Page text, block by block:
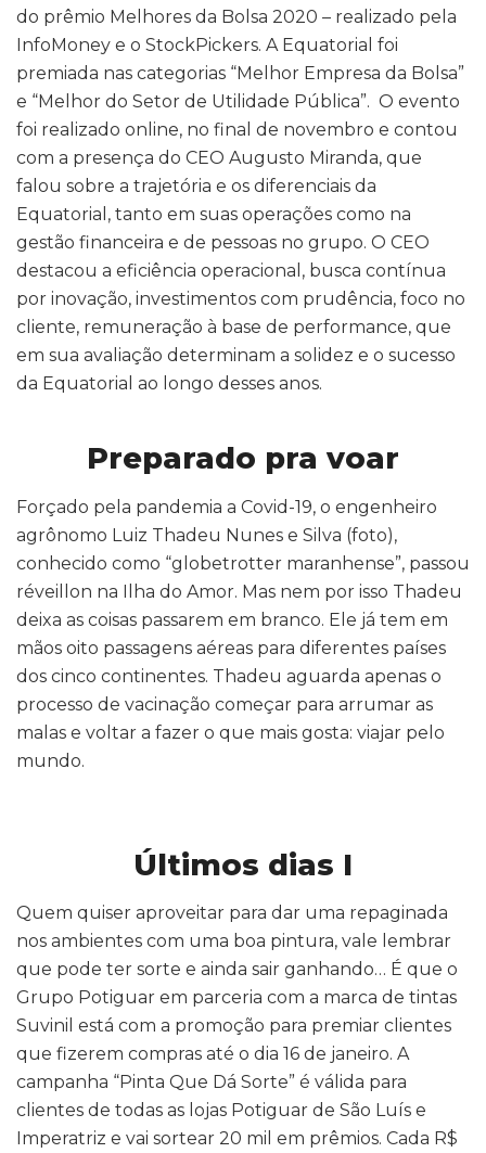
do prêmio Melhores da Bolsa 2020 – realizado pela
InfoMoney e o StockPickers. A Equatorial foi
premiada nas categorias “Melhor Empresa da Bolsa”
e “Melhor do Setor de Utilidade Pública”. O evento
foi realizado online, no final de novembro e contou
com a presença do CEO Augusto Miranda, que
falou sobre a trajetória e os diferenciais da
Equatorial, tanto em suas operações como na
gestão financeira e de pessoas no grupo. O CEO
destacou a eficiência operacional, busca contínua
por inovação, investimentos com prudência, foco no
cliente, remuneração à base de performance, que
em sua avaliação determinam a solidez e o sucesso
da Equatorial ao longo desses anos.
Preparado pra voar
Forçado pela pandemia a Covid-19, o engenheiro
agrônomo Luiz Thadeu Nunes e Silva (foto),
conhecido como “globetrotter maranhense”, passou
réveillon na Ilha do Amor. Mas nem por isso Thadeu
deixa as coisas passarem em branco. Ele já tem em
mãos oito passagens aéreas para diferentes países
dos cinco continentes. Thadeu aguarda apenas o
processo de vacinação começar para arrumar as
malas e voltar a fazer o que mais gosta: viajar pelo
mundo.
Últimos dias I
Quem quiser aproveitar para dar uma repaginada
nos ambientes com uma boa pintura, vale lembrar
que pode ter sorte e ainda sair ganhando… É que o
Grupo Potiguar em parceria com a marca de tintas
Suvinil está com a promoção para premiar clientes
que fizerem compras até o dia 16 de janeiro. A
campanha “Pinta Que Dá Sorte” é válida para
clientes de todas as lojas Potiguar de São Luís e
Imperatriz e vai sortear 20 mil em prêmios. Cada R$